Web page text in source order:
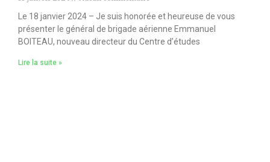
Le 18 janvier 2024 – Je suis honorée et heureuse de vous
présenter le général de brigade aérienne Emmanuel
BOITEAU, nouveau directeur du Centre d’études
Lire la suite »